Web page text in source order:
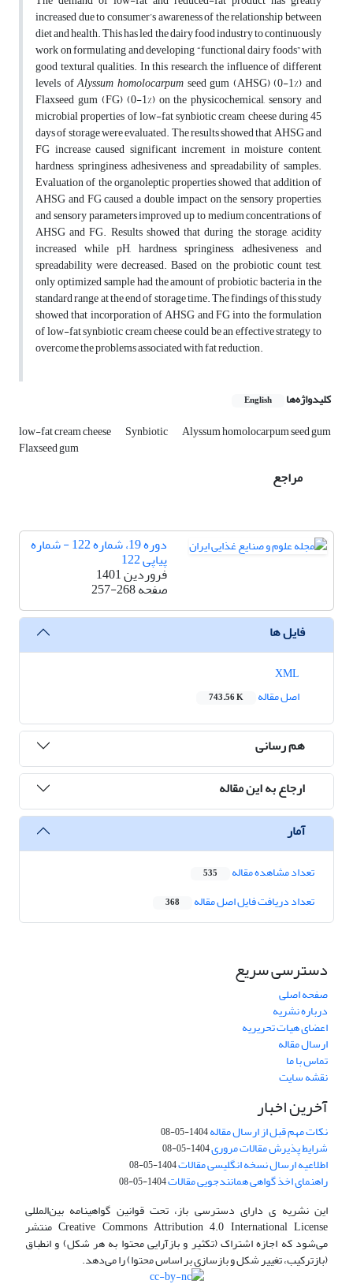
increased due to consumer’s awareness of the relationship between
diet and health. This has led the dairy food industry to continuously
work on formulating and developing “functional dairy foods” with
good textural qualities. In this research, the influence of different
levels ofAlyssum homolocarpumseed gum (AHSG) (0-1%) and
Flaxseed gum (FG) (0-1%) on the physicochemical, sensory and
microbial properties of low-fat synbiotic cream cheese during 45
days of storage were evaluated. The results showed that AHSG and
FG increase caused significant increment in moisture content,
hardness, springiness, adhesiveness and spreadability of samples.
Evaluation of the organoleptic properties showed that addition of
AHSG and FG caused a double impact on the sensory properties,
and sensory parameters improved up to medium concentrations of
AHSG and FG. Results showed that during the storage, acidity
increased while pH, hardness, springiness, adhesiveness and
spreadability were decreased. Based on the probiotic count test,
only optimized sample had the amount of probiotic bacteria in the
standard range at the end of storage time. The findings of this study
showed that incorporation of AHSG and FG into the formulation
of low-fat synbiotic cream cheese could be an effective strategy to
overcome the problems associated with fat reduction.
کلیدواژه‌ها English
low-fat cream cheese Synbiotic Alyssum homolocarpum seed gum
Flaxseed gum
مراجع
دوره 19، شماره 122 - شماره
پیاپی 122
فروردین 1401
صفحه257-268
فایل ها
اصل مقاله
743.56 K
هم رسانی
ارجاع به این مقاله
آمار
تعداد مشاهده مقاله 535
تعداد دریافت فایل اصل مقاله 368
دسترسی سریع
صفحه اصلی
درباره نشریه
اعضای هیات تحریریه
ارسال مقاله
تماس با ما
نقشه سایت
آخرین اخبار
نکات مهم قبل از ارسال مقاله1404-05-08
شرایط پذیرش مقالات مروری1404-05-08
اطلاعیه ارسال نسخه انگلیسی مقالات1404-05-08
راهنمای اخذ گواهی همانندجویی مقالات1404-05-08
این نشریه ی دارای دسترسی باز، تحت قوانین گواهینامه بین‌المللی
Creative Commons Attribution 4.0 International License منتشر
می‌شود که اجازه اشتراک (تکثیر و بازآرایی محتوا به هر شکل) و انطباق
(بازترکیب، تغییر شکل و بازسازی بر اساس محتوا) را می‌دهد.